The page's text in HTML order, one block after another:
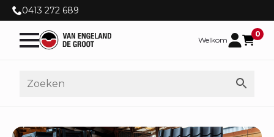
0413 272 689
Welkom
0